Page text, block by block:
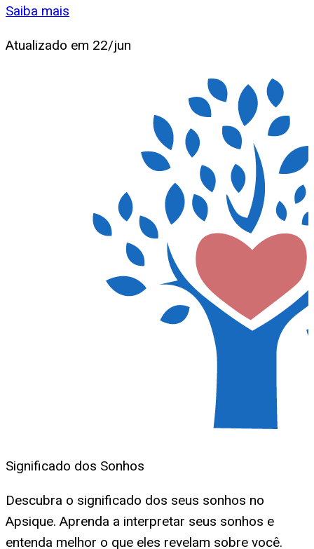
Saiba mais
Atualizado em 22/jun
Significado dos Sonhos
Descubra o significado dos seus sonhos no
Apsique. Aprenda a interpretar seus sonhos e
entenda melhor o que eles revelam sobre você.